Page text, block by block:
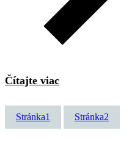
Čítajte viac
Stránka1 Stránka2